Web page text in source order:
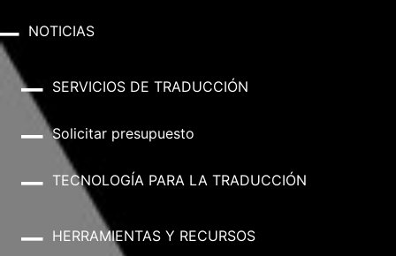
NOTICIAS
SERVICIOS DE TRADUCCIÓN
Solicitar presupuesto
TECNOLOGÍA PARA LA TRADUCCIÓN
HERRAMIENTAS Y RECURSOS